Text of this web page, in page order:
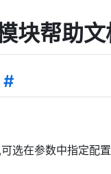
块帮助文
#
选在参数中指定配